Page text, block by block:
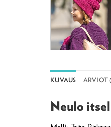
KUVAUS ARVIOT
Neulo